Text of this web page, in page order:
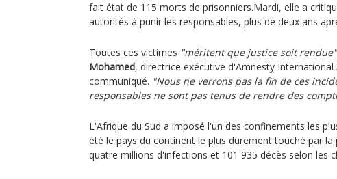
fait état de 115 morts de prisonniers.Mardi, elle a
autorités à punir les responsables, plus de deux ans
Toutes ces victimes "méritent que justice soit rendue"
Mohamed, directrice exécutive d'Amnesty International
communiqué. "Nous ne verrons pas la fin de ces
responsables ne sont pas tenus de rendre des
L'Afrique du Sud a imposé l'un des confinements les
été le pays du continent le plus durement touché par la
quatre millions d'infections et 101 935 décès selon les